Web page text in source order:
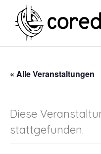
« Alle Veranstaltungen
Diese
stattgefunden.